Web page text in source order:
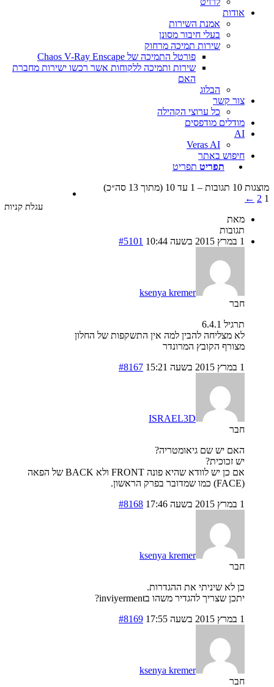
אודות
אמנת השירות
בעלי חיבור מסונן
שירות תמיכה מרחוק
פורטל התמיכה של Chaos V-Ray Enscape
שירות ותמיכה ללקוחות אשר רכשו ישירות מחברת
הבלוג
צור קשר
כל ערוצי הקהילה
מודלים מודפסים
AI
Veras AI
חיפוש באתר
תפריט תפריט
עגלת קניות
10 (מתוך 13 סה״כ)
←
מאת
תגובות
#5101
ksenya kremer
תרגיל 6.4.1
לא מצליחה להבין למה אין התשקפות של החלון
מצורף הקובץ המרונדר
#8167
ISRAEL3D
האם יש שם גיאומטריה?
יש זכוכית?
אם כן יש לוודא שהיא פונה FRONT ולא BACK של הפאה
#8168
ksenya kremer
כן לא שיניתי את ההגדרות.
יתכן שצריך להגדיר משהו בinviyerment?
#8169
ksenya kremer